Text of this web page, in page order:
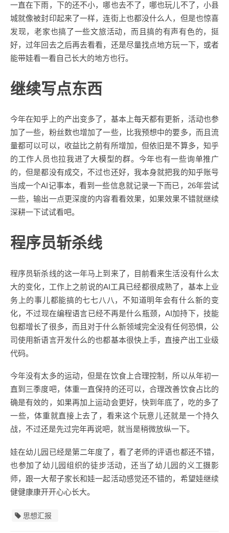
一直在下雨，下的还不小，哪也去不了，哪也玩儿不了，小县
城就像被封印起来了一样，连街上也都没什么人，但是也惊喜
发现，老家也搞了一些文旅活动，而且搞的有声有色的，挺
好，过年回去之后再去看看，还是尽量找点地方玩一下，或者
能带娃看一看自己长大的地方也行。
继续写点东西
今年在知乎上的产出变多了，基本上每天都有更新，活动也参
加了一些，粉丝数也增加了一些，比我预想中的要多，而且流
量都可以可以，收益比之前有所增加，但依旧是不算多，知乎
的工作人员也拉我进了大模型的群。今年也有一些询单推广
的，但是都没有成交，不过也还好，我本身就把我的知乎账号
当成一个AI记事本，看到一些信息就记录一下而已，26年尝试
一些，输出一点更深度的内容看看效果，如果效果不错就继续
深耕一下试试看吧。
程序员斩杀线
程序员斩杀线的这一年马上到来了，目前看来生活没有什么太
大的变化，工作上之前说的AI工具已经都很成熟了，基本上业
务上的事儿都能搞的七七八八，不知道明年会有什么新的变
化，不过现在编程语言已经不再是什么瓶颈，AI加持下，技能
包都增长了很多，而且对于什么新领域完全没有任何恐惧，公
司使用新语言开发什么的也都基本很快上手，直接产出工业级
代码。
今年没有太多的运动，但是在饮食上合理控制，所以从年初一
直到三季度吧，体重一直保持的还可以，合理改善饮食占比的
确是有效的，如果再加上运动会更好，快到年底了，吃的多了
一些，体重就直接上去了，看来这个玩意儿还就是一个持久
战，不过还是先过完年再说吧，就当是稍微放纵一下。
娃在幼儿园已经是第二年度了，看了老师的评语也都还不错，
也参加了幼儿园组织的徒步活动，还当了幼儿园的义工摄影
师，跟一大帮子家长和娃一起活动感觉还不错的，希望娃继续
健健康康开开心心长大。
思想汇报